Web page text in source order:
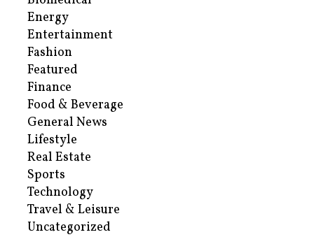
Energy
Entertainment
Fashion
Featured
Finance
Food & Beverage
General News
Lifestyle
Real Estate
Sports
Technology
Travel & Leisure
Uncategorized